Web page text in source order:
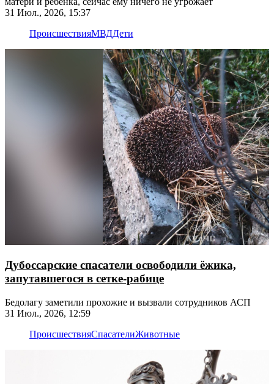
31 Июл., 2026, 15:37
ПроисшествияМВДДети
Дубоссарские спасатели освободили ёжика,
запутавшегося в сетке-рабице
Бедолагу заметили прохожие и вызвали сотрудников АСП
31 Июл., 2026, 12:59
ПроисшествияСпасателиЖивотные